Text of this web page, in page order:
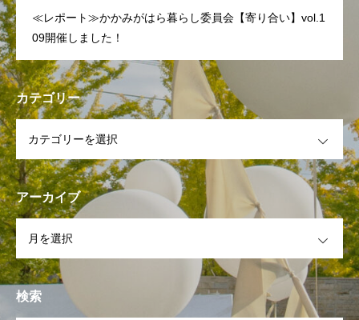
≪レポート≫かかみがはら暮らし委員会【寄り合い】vol.1
09開催しました！
カテゴリー
アーカイブ
検索